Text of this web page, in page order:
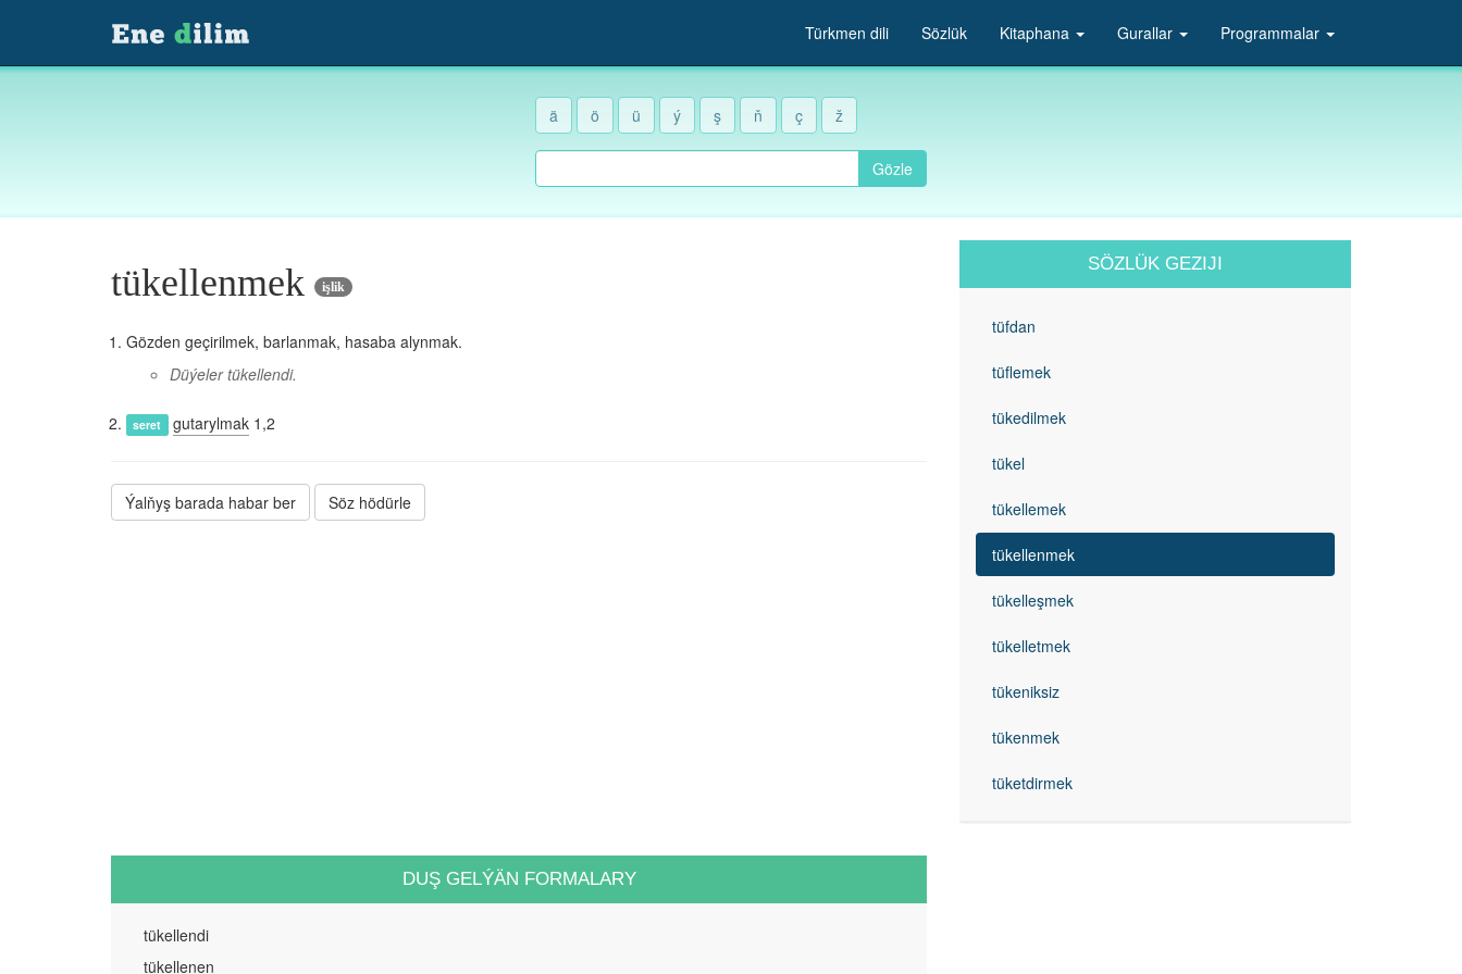
Türkmen dili Sözlük Kitaphana Gurallar Programmalar
ä ö ü ý ş ň ç ž
Gözle
tükellenmek işlik
Gözden geçirilmek, barlanmak, hasaba alynmak.
Düýeler tükellendi.
seret gutarylmak 1,2
Ýalňyş barada habar ber Söz hödürle
DUŞ GELÝÄN FORMALARY
tükellendi
tükellenen
SÖZLÜK GEZIJI
tüfdan
tüflemek
tükedilmek
tükel
tükellemek
tükellenmek
tükelleşmek
tükelletmek
tükeniksiz
tükenmek
tüketdirmek